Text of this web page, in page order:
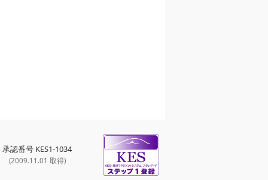
承認番号 KES1-1034
(2009.11.01 取得)